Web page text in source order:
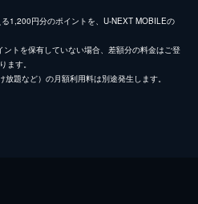
1,200円分のポイントを、U-NEXT MOBILEの
トを保有していない場合、差額分の料金はご登
ます。
題など）の月額利用料は別途発生します。